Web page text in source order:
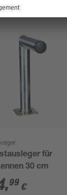
für
30 cm
,99 €